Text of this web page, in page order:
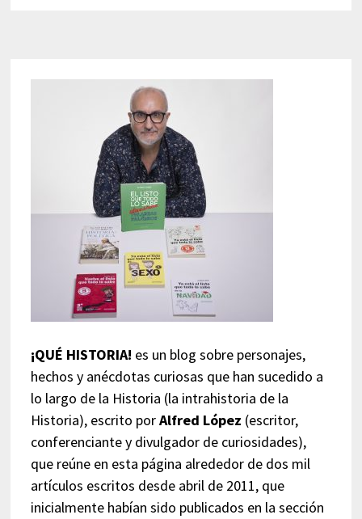
¡QUÉ HISTORIA! es un blog sobre personajes,
hechos y anécdotas curiosas que han sucedido a
lo largo de la Historia (la intrahistoria de la
Historia), escrito porAlfred López (escritor,
conferenciante y divulgador de curiosidades),
que reúne en esta página alrededor de dos mil
artículos escritos desde abril de 2011, que
inicialmente habían sido publicados en la sección